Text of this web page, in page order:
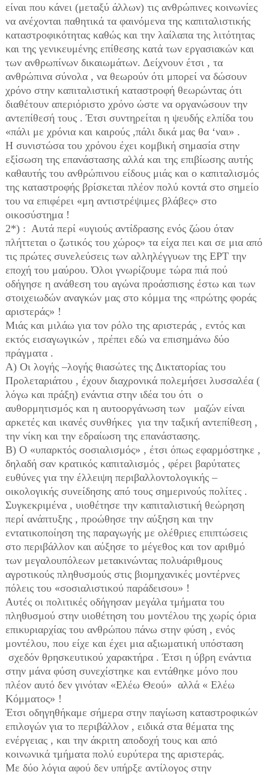
είναι που κάνει (μεταξύ άλλων) τις ανθρώπινες κοινωνίες
να ανέχονται παθητικά τα φαινόμενα της καπιταλιστικής
καταστροφικότητας καθώς και την λαίλαπα της λιτότητας
και της γενικευμένης επίθεσης κατά των εργασιακών και
των ανθρωπίνων δικαιωμάτων. Δείχνουν έτσι , τα
ανθρώπινα σύνολα , να θεωρούν ότι μπορεί να δώσουν
χρόνο στην καπιταλιστική καταστροφή θεωρώντας ότι
διαθέτουν απεριόριστο χρόνο ώστε να οργανώσουν την
αντεπίθεσή τους . Έτσι συντηρείται η ψευδής ελπίδα του
«πάλι με χρόνια και καιρούς ,πάλι δικά μας θα ‘ναι» .
Η συνιστώσα του χρόνου έχει κομβική σημασία στην
εξίσωση της επανάστασης αλλά και της επιβίωσης αυτής
καθαυτής του ανθρώπινου είδους μιάς και ο καπιταλισμός
της καταστροφής βρίσκεται πλέον πολύ κοντά στο σημείο
του να επιφέρει «μη αντιστρέψιμες βλάβες» στο
οικοσύστημα !
2*) : Αυτά περί «υγιούς αντίδρασης ενός ζώου όταν
πλήττεται ο ζωτικός του χώρος» τα είχα πει και σε μια από
τις πρώτες συνελεύσεις των αλληλέγγυων της ΕΡΤ την
εποχή του μαύρου. Όλοι γνωρίζουμε τώρα πιά πού
οδήγησε η ανάθεση του αγώνα προάσπισης έστω και των
στοιχειωδών αναγκών μας στο κόμμα της «πρώτης φοράς
αριστεράς» !
Μιάς και μιλάω για τον ρόλο της αριστεράς , εντός και
εκτός εισαγωγικών , πρέπει εδώ να επισημάνω δύο
πράγματα .
Α) Οι λογής –λογής θιασώτες της Δικτατορίας του
Προλεταριάτου , έχουν διαχρονικά πολεμήσει λυσσαλέα (
λόγω και πράξη) ενάντια στην ιδέα του ότι ο
αυθορμητισμός και η αυτοοργάνωση των μαζών είναι
αρκετές και ικανές συνθήκες για την ταξική αντεπίθεση ,
την νίκη και την εδραίωση της επανάστασης.
Β) Ο «υπαρκτός σοσιαλισμός» , έτσι όπως εφαρμόστηκε ,
δηλαδή σαν κρατικός καπιταλισμός , φέρει βαρύτατες
ευθύνες για την έλλειψη περιβαλλοντολογικής –
οικολογικής συνείδησης από τους σημερινούς πολίτες .
Συγκεκριμένα , υιοθέτησε την καπιταλιστική θεώρηση
περί ανάπτυξης , προώθησε την αύξηση και την
εντατικοποίηση της παραγωγής με ολέθριες επιπτώσεις
στο περιβάλλον και αύξησε το μέγεθος και τον αριθμό
των μεγαλουπόλεων μετακινώντας πολυάριθμους
αγροτικούς πληθυσμούς στις βιομηχανικές μοντέρνες
πόλεις του «σοσιαλιστικού παράδεισου» !
Αυτές οι πολιτικές οδήγησαν μεγάλα τμήματα του
πληθυσμού στην υιοθέτηση του μοντέλου της χωρίς όρια
επικυριαρχίας του ανθρώπου πάνω στην φύση , ενός
μοντέλου, που είχε και έχει μια αξιωματική υπόσταση
σχεδόν θρησκευτικού χαρακτήρα . Έτσι η ύβρη ενάντια
στην μάνα φύση συνεχίστηκε και εντάθηκε μόνο που
πλέον αυτό δεν γινόταν «Ελέω Θεού» αλλά « Ελέω
Κόμματος» !
Έτσι οδηγηθήκαμε σήμερα στην παγίωση καταστροφικών
επιλογών για το περιβάλλον , ειδικά στα θέματα της
ενέργειας , και την άκριτη αποδοχή τους και από
κοινωνικά τμήματα πολύ ευρύτερα της αριστεράς.
Με δύο λόγια αφού δεν υπήρξε αντίλογος στην